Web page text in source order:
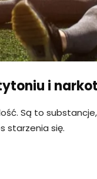
i
Są to
starzenia się.